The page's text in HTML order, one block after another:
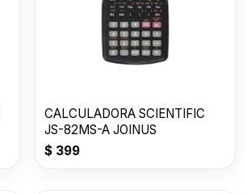
CALCULADORA SCIENTIFIC
JS-82MS-A JOINUS
$ 399